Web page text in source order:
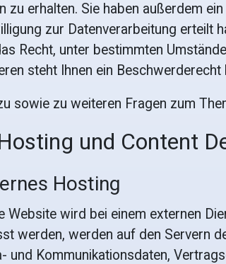
zu erhalten. Sie haben außerdem
zur Datenverarbeitung erteilt
Recht, unter bestimmten
steht Ihnen ein
sowie zu weiteren Fragen zum
und Content
Hosting
Website wird bei einem externen
werden, werden auf den Servern
und Kommunikationsdaten,